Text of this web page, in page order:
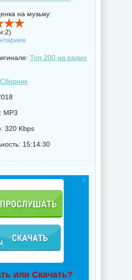
на музыку:
2)
Топ 200 на радио
Сборник
MP3
320 Kbps
15:14:30
или Скачать?